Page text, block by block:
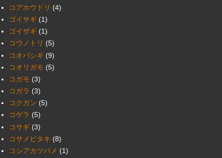
コアホウドリ (4)
ゴイサギ (1)
ゴイザギ (1)
コウノトリ (5)
コオバシギ (9)
コオリガモ (5)
コガモ (3)
コガラ (3)
コクガン (5)
コゲラ (5)
コサギ (3)
コサメビタキ (8)
コシアカツバメ (1)